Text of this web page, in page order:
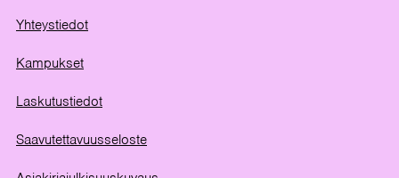
Yhteystiedot
Kampukset
Laskutustiedot
Saavutettavuusseloste